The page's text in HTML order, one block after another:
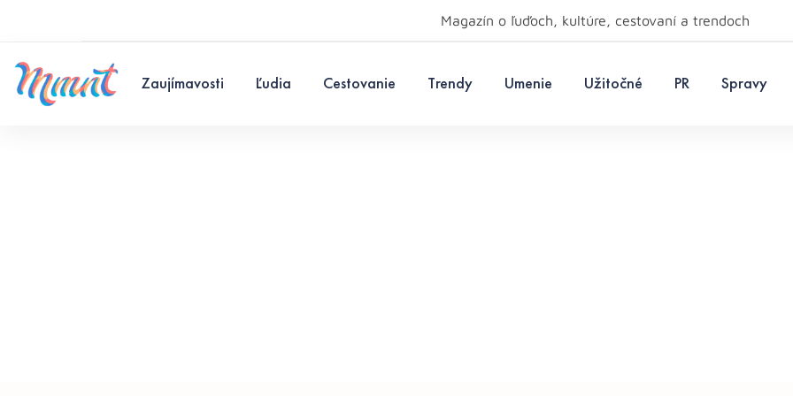
Magazín o ľuďoch, kultúre, cestovaní a trendoch
Zaujímavosti Ľudia Cestovanie Trendy Umenie Užitočné PR Spravy